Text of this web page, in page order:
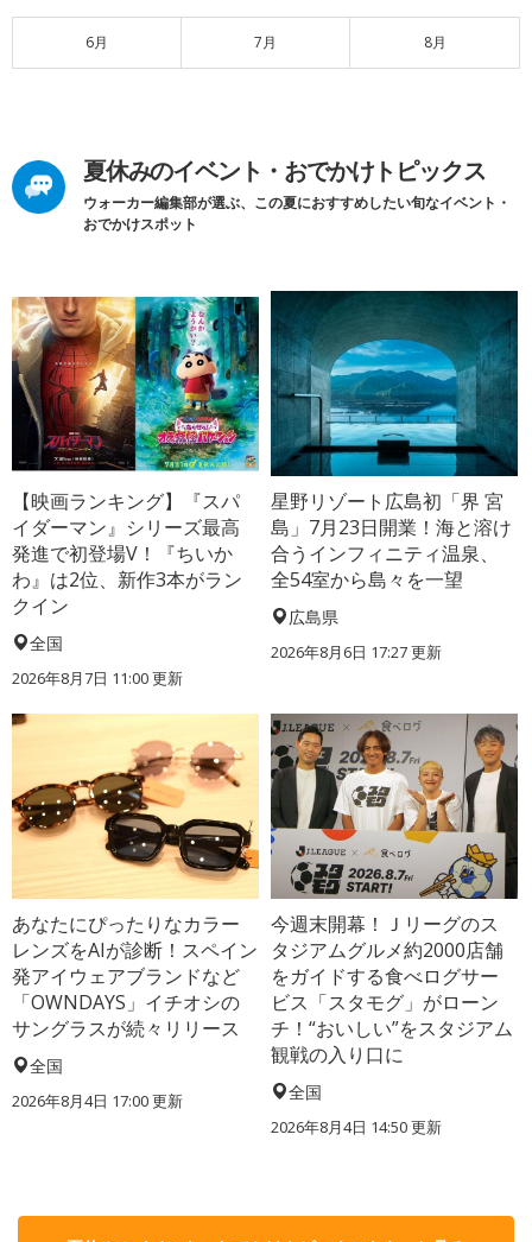
6月 7月 8月
夏休みのイベント・おでかけトピックス
ウォーカー編集部が選ぶ、この夏におすすめしたい旬なイベント・
おでかけスポット
【映画ランキング】『スパ
イダーマン』シリーズ最高
発進で初登場V！『ちいか
わ』は2位、新作3本がラン
クイン
全国
2026年8月7日 11:00更新
星野リゾート広島初「界 宮
島」7月23日開業！海と溶け
合うインフィニティ温泉、
全54室から島々を一望
広島県
2026年8月6日 17:27更新
あなたにぴったりなカラー
レンズをAIが診断！スペイン
発アイウェアブランドなど
「OWNDAYS」イチオシの
サングラスが続々リリース
全国
2026年8月4日 17:00更新
今週末開幕！Ｊリーグのス
タジアムグルメ約2000店舗
をガイドする食べログサー
ビス「スタモグ」がローン
チ！“おいしい”をスタジアム
観戦の入り口に
全国
2026年8月4日 14:50更新